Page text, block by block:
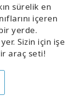
sürelik en
içeren
yerde.
Sizin için işe
araç seti!